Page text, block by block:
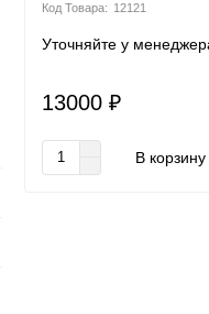
12121
Уточняйте у
13000 ₽
В корзину